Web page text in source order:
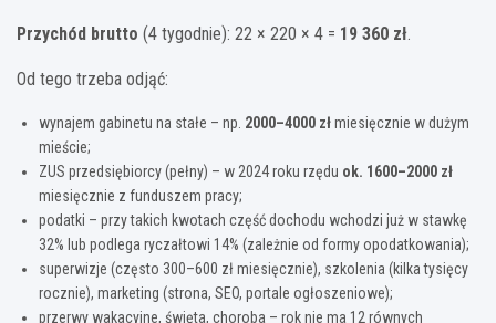
Przychód brutto (4 tygodnie): 22 × 220 × 4 = 19 360 zł.
Od tego trzeba odjąć:
wynajem gabinetu na stałe – np. 2000–4000 złmiesięcznie w dużym
mieście;
ZUS przedsiębiorcy (pełny) – w 2024 roku rzędu ok. 1600–2000 zł
miesięcznie z funduszem pracy;
podatki – przy takich kwotach część dochodu wchodzi już w stawkę
32% lub podlega ryczałtowi 14% (zależnie od formy opodatkowania);
superwizje (często 300–600 zł miesięcznie), szkolenia (kilka tysięcy
rocznie), marketing (strona, SEO, portale ogłoszeniowe);
przerwy wakacyjne, święta, choroba – rok nie ma 12 równych